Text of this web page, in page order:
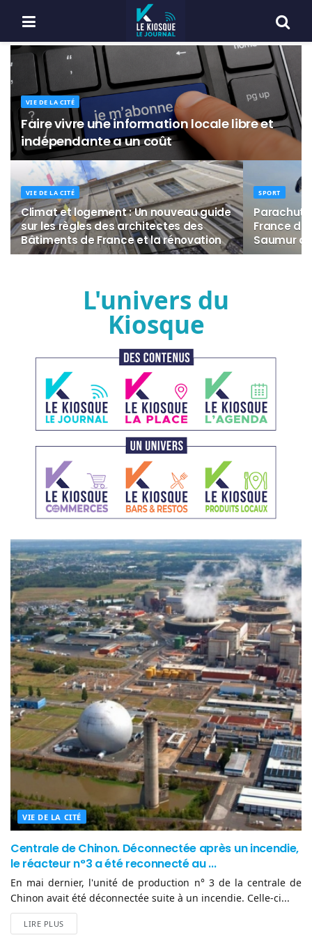
VIE DE LA CITÉ
Faire vivre une information locale libre et
indépendante a un coût
VIE DE LA CITÉ
Climat et logement : Un nouveau guide
sur les règles des architectes des
Bâtiments de France et la rénovation
SPORT
France
Saumur
L'univers du
Kiosque
VIE DE LA CITÉ
Centrale de Chinon. Déconnectée après un incendie,
le réacteur n°3 a été reconnecté au ...
En mai dernier, l'unité de production n° 3 de la centrale de
Chinon avait été déconnectée suite à un incendie. Celle-ci...
LIRE PLUS